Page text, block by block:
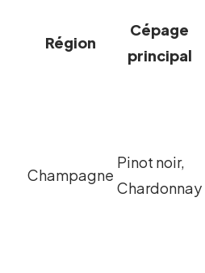
Région
Cépage
principal
Champagne
Pinot noir,
Chardonnay